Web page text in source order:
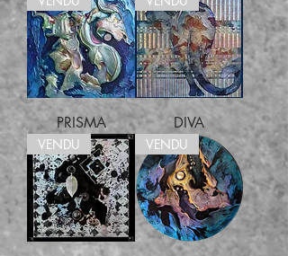
PRISMA DIVA
VENDU VENDU